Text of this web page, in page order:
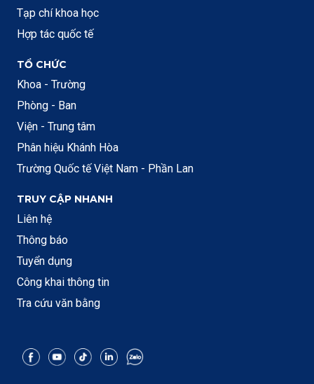
Tạp chí khoa học
Hợp tác quốc tế
TỔ CHỨC
Khoa - Trường
Phòng - Ban
Viện - Trung tâm
Phân hiệu Khánh Hòa
Trường Quốc tế Việt Nam - Phần Lan
TRUY CẬP NHANH
Liên hệ
Thông báo
Tuyển dụng
Công khai thông tin
Tra cứu văn bằng